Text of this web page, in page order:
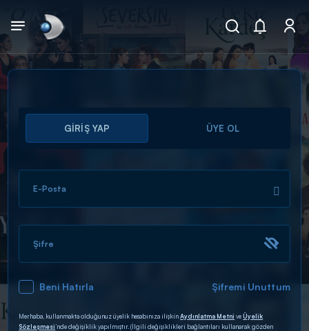
Arama
ARAMA SONUÇLARI
DİĞER SONUÇLAR
GİRİŞ YAP ÜYE OL
E-Posta
Şifre
Beni Hatırla Şifremi Unuttum
Merhaba, kullanmakta olduğunuz üyelik hesabınıza ilişkinAydınlatma Metni veÜyelik
Sözleşmesi’nde değişiklik yapılmıştır. (İlgili değişiklikleri bağlantıları kullanarak gözden